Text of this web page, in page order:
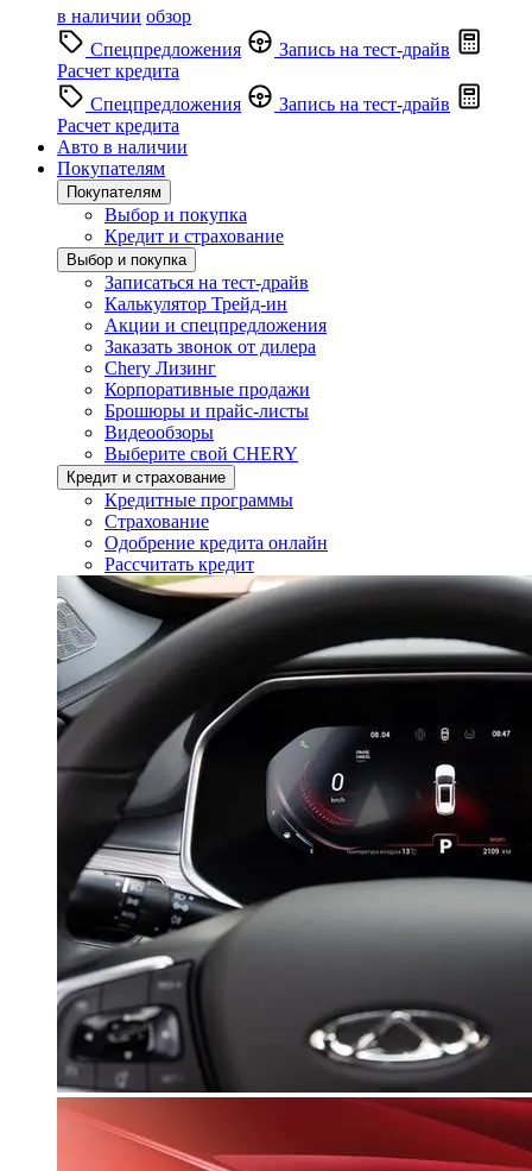
в наличии обзор
Спецпредложения
Запись на тест-драйв
Расчет кредита
Спецпредложения
Запись на тест-драйв
Расчет кредита
Авто в наличии
Покупателям
Покупателям
Выбор и покупка
Кредит и страхование
Выбор и покупка
Записаться на тест-драйв
Калькулятор Трейд-ин
Акции и спецпредложения
Заказать звонок от дилера
Chery Лизинг
Корпоративные продажи
Брошюры и прайс-листы
Видеообзоры
Выберите свой CHERY
Кредит и страхование
Кредитные программы
Страхование
Одобрение кредита онлайн
Рассчитать кредит